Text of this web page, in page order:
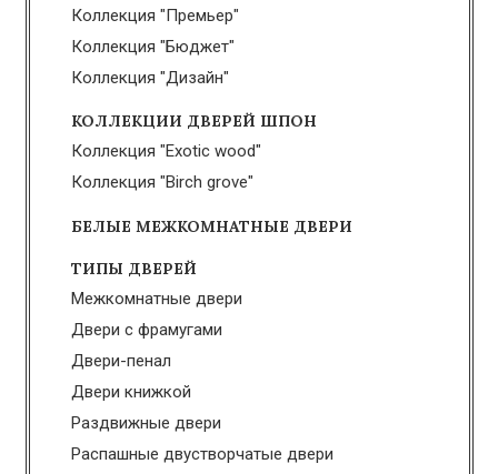
Коллекция "Премьер"
Коллекция "Бюджет"
Коллекция "Дизайн"
КОЛЛЕКЦИИ ДВЕРЕЙ ШПОН
Коллекция "Exotic wood"
Коллекция "Birch grove"
БЕЛЫЕ МЕЖКОМНАТНЫЕ ДВЕРИ
ТИПЫ ДВЕРЕЙ
Межкомнатные двери
Двери с фрамугами
Двери-пенал
Двери книжкой
Раздвижные двери
Распашные двустворчатые двери